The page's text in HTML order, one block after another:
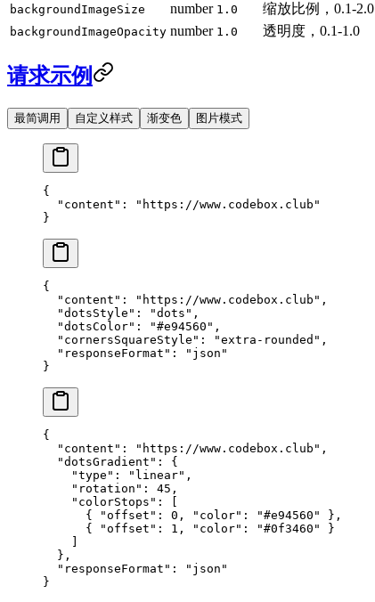
backgroundImageSize number 1.0 缩放比例，0.1-2.0
backgroundImageOpacity number 1.0 透明度，0.1-1.0
请求示例
最简调用 自定义样式 渐变色 图片模式
{
  "content"
:
"https://www.codebox.club"
}
{
  "content"
: "https://www.codebox.club" ,
  "dotsStyle"
: "dots" ,
  "dotsColor"
: "#e94560" ,
  "cornersSquareStyle"
: "extra-rounded" ,
  "responseFormat"
:
"json"
}
{
  "content"
: "https://www.codebox.club" ,
  "dotsGradient"
: {
    "type"
: "linear" ,
    "rotation"
: 45 ,
    "colorStops"
: [
      {
"offset" : 0 , "color" : "#e94560"
},
      {
"offset" : 1 , "color" : "#0f3460"
}
  },
  "responseFormat"
:
"json"
}